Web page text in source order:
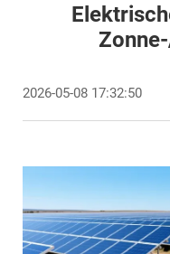
2026-05-08 17:32:50